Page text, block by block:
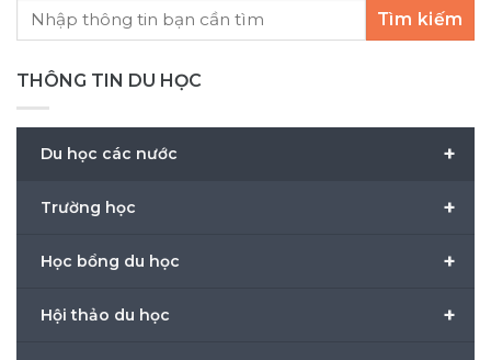
Tìm kiếm
THÔNG TIN DU HỌC
+
Du học các nước
+
Trường học
+
Học bổng du học
+
Hội thảo du học